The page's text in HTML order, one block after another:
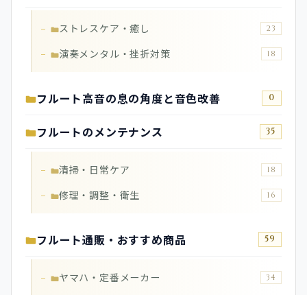
ストレスケア・癒し 23
演奏メンタル・挫折対策 18
フルート高音の息の角度と音色改善 0
フルートのメンテナンス 35
清掃・日常ケア 18
修理・調整・衛生 16
フルート通販・おすすめ商品 59
ヤマハ・定番メーカー 34